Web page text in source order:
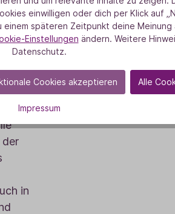
in
einwilligen oder dich per Klick auf
späteren Zeitpunkt deine
Einstellungen ändern. Weitere
Datenschutz.
Cookies akzeptieren Alle
Impressum